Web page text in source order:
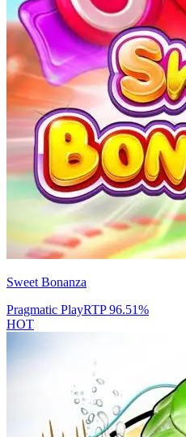
Sweet Bonanza
Pragmatic PlayRTP96.51%
HOT